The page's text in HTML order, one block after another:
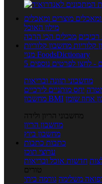
מוצרים ומאכלים
מילון האוכל
מכילים הכי הרבה
קלוריות מחשבון קלוריות
מנוי FoodsDictionary
- לחצו לפרטים נוספים
מחשבוני תזונה ובריאות
יחס מותניים לירכיים
מחשבון BMI אחוז שומן
מחשבוני הריון ולידה
מחשבון הריון
מחשבון ביוץ
כתבות כתבות
ערוצי תוכן
חדשות אוכל ובריאות
טורים
משלימה גורמה ביתי